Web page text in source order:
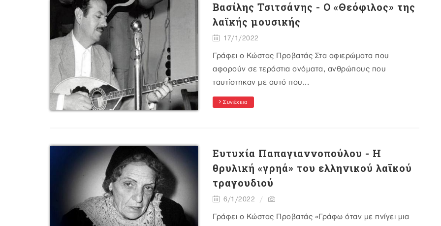
Βασίλης Τσιτσάνης - Ο «Θεόφιλος» της
λαϊκής μουσικής
17/1/2022
Γράφει ο Κώστας Προβατάς Στα αφιερώματα που
αφορούν σε τεράστια ονόματα, ανθρώπους που
ταυτίστηκαν με αυτό που...
Συνέχεια
Eυτυχία Παπαγιαννοπούλου - Η
θρυλική «γρηά» του ελληνικού λαϊκού
τραγουδιού
6/1/2022
Γράφει ο Κώστας Προβατάς «Γράφω όταν με πνίγει μια